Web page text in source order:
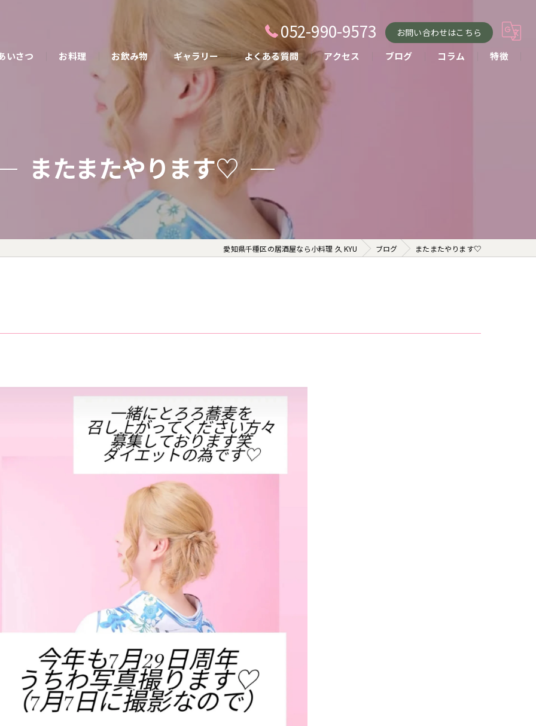
052-990-9573 お問い合わせはこちら
いさつ お料理 お飲み物 ギャラリー よくある質問 アクセス ブログ コラム 特徴
またまたやります♡
愛知県千種区の居酒屋なら小料理 久 KYU ブログ またまたやります♡